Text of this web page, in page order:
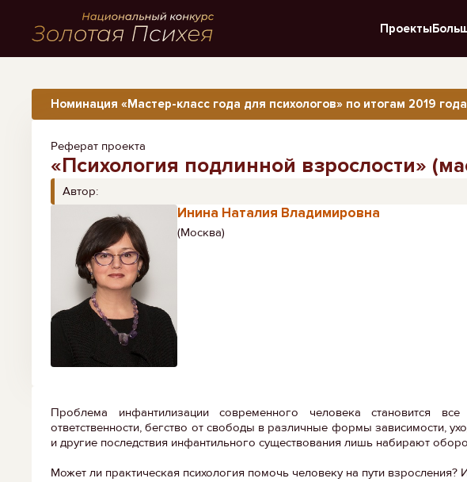
Проекты
Номинация «Мастер-класс года для психологов» по итогам 2019 года
Реферат проекта
«Психология подлинной взрослости»
Автор:
Инина Наталия Владимировна
(Москва)
Проблема инфантилизации современного человека становится
ответственности, бегство от свободы в различные формы зависимости,
и другие последствия инфантильного существования лишь набирают
Может ли практическая психология помочь человеку на пути